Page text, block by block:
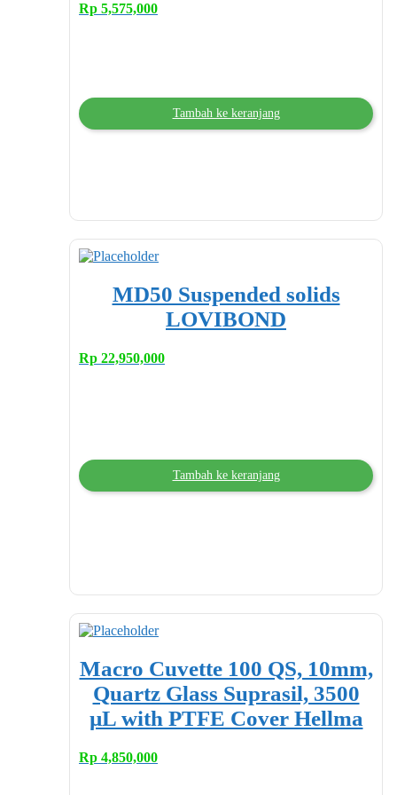
Rp 5,575,000
Tambah ke keranjang
MD50 Suspended solids
LOVIBOND
Rp 22,950,000
Tambah ke keranjang
Macro Cuvette 100 QS, 10mm,
Quartz Glass Suprasil, 3500
µL with PTFE Cover Hellma
Rp 4,850,000